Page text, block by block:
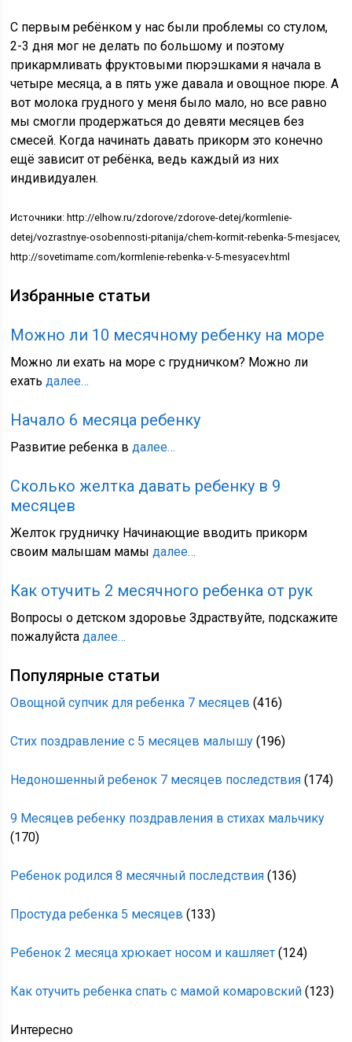
С первым ребёнком у нас были проблемы со стулом,
2-3 дня мог не делать по большому и поэтому
прикармливать фруктовыми пюрэшками я начала в
четыре месяца, а в пять уже давала и овощное пюре. А
вот молока грудного у меня было мало, но все равно
мы смогли продержаться до девяти месяцев без
смесей. Когда начинать давать прикорм это конечно
ещё зависит от ребёнка, ведь каждый из них
индивидуален.
Источники: http://elhow.ru/zdorove/zdorove-detej/kormlenie-
detej/vozrastnye-osobennosti-pitanija/chem-kormit-rebenka-5-mesjacev,
http://sovetimame.com/kormlenie-rebenka-v-5-mesyacev.html
Избранные статьи
Можно ли 10 месячному ребенку на море
Можно ли ехать на море с грудничком? Можно ли
ехатьдалее…
Начало 6 месяца ребенку
Развитие ребенка вдалее…
Сколько желтка давать ребенку в 9
месяцев
Желток грудничку Начинающие вводить прикорм
своим малышам мамыдалее…
Как отучить 2 месячного ребенка от рук
Вопросы о детском здоровье Здраствуйте, подскажите
пожалуйстадалее…
Популярные статьи
Овощной супчик для ребенка 7 месяцев (416)
Стих поздравление с 5 месяцев малышу (196)
Недоношенный ребенок 7 месяцев последствия (174)
9 Месяцев ребенку поздравления в стихах мальчику
(170)
Ребенок родился 8 месячный последствия (136)
Простуда ребенка 5 месяцев (133)
Ребенок 2 месяца хрюкает носом и кашляет (124)
Как отучить ребенка спать с мамой комаровский (123)
Интересно